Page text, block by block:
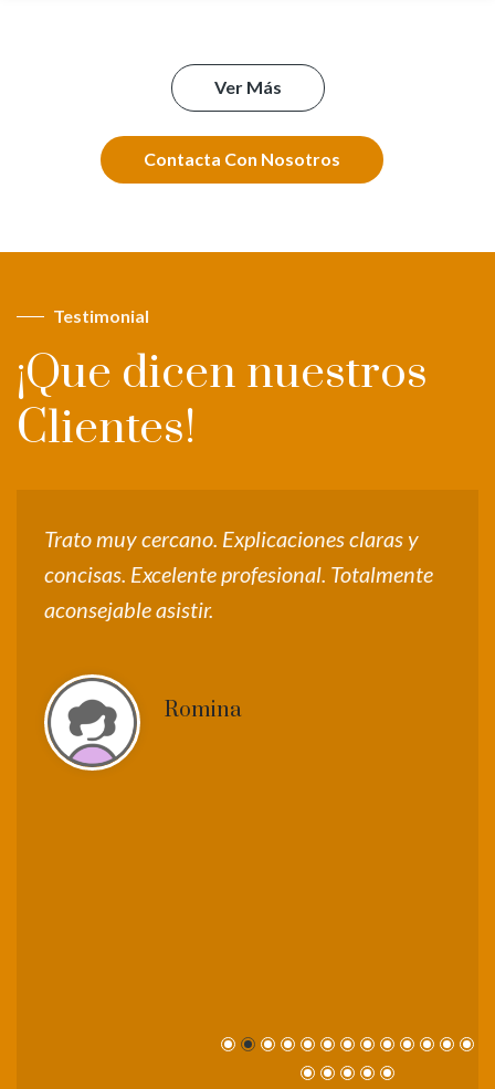
Ver Más
Contacta Con Nosotros
Testimonial
¡Que dicen nuestros
Clientes!
Trato muy cercano. Explicaciones claras y
concisas. Excelente profesional. Totalmente
aconsejable asistir.
Romina